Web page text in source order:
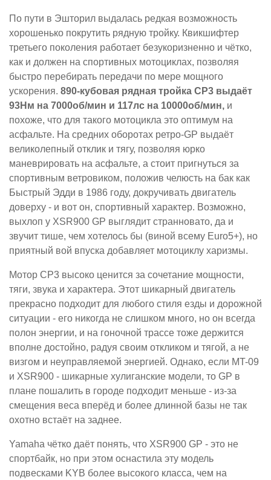
По пути в Эшторил выдалась редкая возможность
хорошенько покрутить рядную тройку. Квикшифтер
третьего поколения работает безукоризненно и чётко,
как и должен на спортивных мотоциклах, позволяя
быстро перебирать передачи по мере мощного
ускорения. 890-кубовая рядная тройка CP3 выдаёт
93Нм на 7000об/мин и 117лс на 10000об/мин, и
похоже, что для такого мотоцикла это оптимум на
асфальте. На средних оборотах ретро-GP выдаёт
великолепный отклик и тягу, позволяя юрко
маневрировать на асфальте, а стоит пригнуться за
спортивным ветровиком, положив челюсть на бак как
Быстрый Эдди в 1986 году, докручивать двигатель
доверху - и вот он, спортивный характер. Возможно,
выхлоп у XSR900 GP выглядит странновато, да и
звучит тише, чем хотелось бы (виной всему Euro5+), но
приятный вой впуска добавляет мотоциклу харизмы.
Мотор CP3 высоко ценится за сочетание мощности,
тяги, звука и характера. Этот шикарный двигатель
прекрасно подходит для любого стиля езды и дорожной
ситуации - его никогда не слишком много, но он всегда
полон энергии, и на гоночной трассе тоже держится
вполне достойно, радуя своим откликом и тягой, а не
визгом и неуправляемой энергией. Однако, если MT-09
и XSR900 - шикарные хулиганские модели, то GP в
плане пошалить в городе подходит меньше - из-за
смещения веса вперёд и более длинной базы не так
охотно встаёт на заднее.
Yamaha чётко даёт понять, что XSR900 GP - это не
спортбайк, но при этом оснастила эту модель
подвесками KYB более высокого класса, чем на